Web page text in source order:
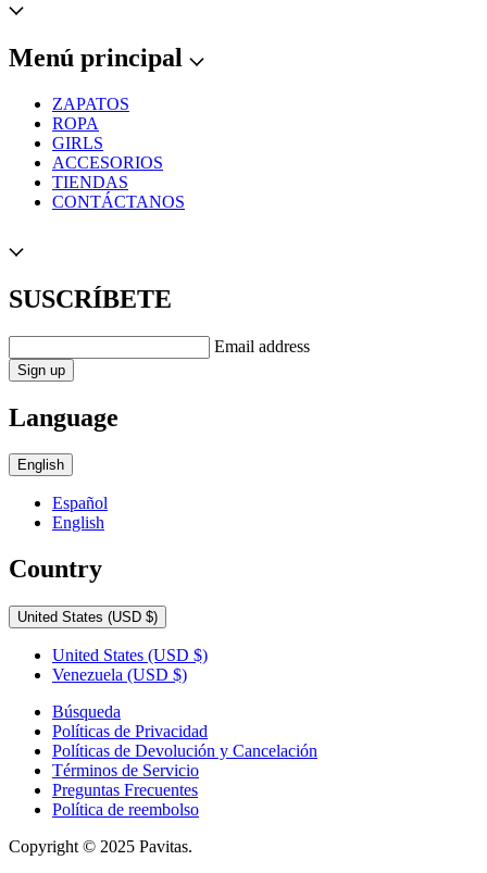
Menú principal
ZAPATOS
ROPA
GIRLS
ACCESORIOS
TIENDAS
CONTÁCTANOS
SUSCRÍBETE
Email address
Sign up
Language
English
Español
English
Country
United States (USD $)
United States (USD $)
Venezuela (USD $)
Búsqueda
Políticas de Privacidad
Políticas de Devolución y Cancelación
Términos de Servicio
Preguntas Frecuentes
Política de reembolso
Copyright © 2025 Pavitas.